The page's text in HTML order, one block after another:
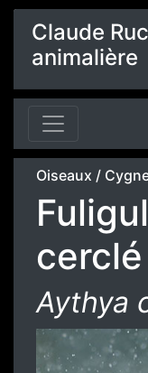
Claude
animalière
Oiseaux /
cerclé
Aythya